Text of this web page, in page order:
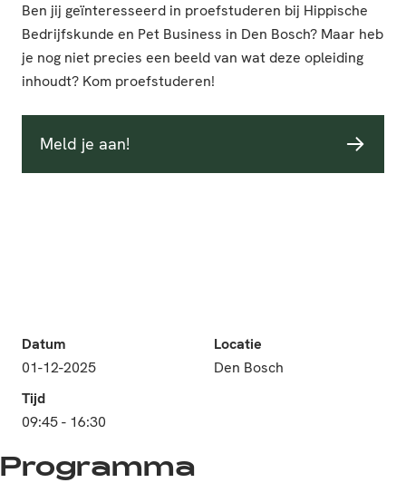
Ben jij geïnteresseerd in proefstuderen bij Hippische
Bedrijfskunde en Pet Business in Den Bosch? Maar heb
je nog niet precies een beeld van wat deze opleiding
inhoudt? Kom proefstuderen!
Meld je aan!
Datum
01-12-2025
Locatie
Den Bosch
Tijd
09:45 - 16:30
Programma